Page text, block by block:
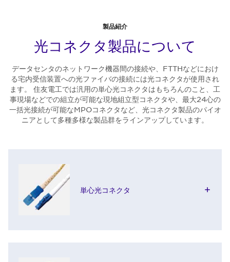
製品紹介
光コネクタ製品について
データセンタのネットワーク機器間の接続や、FTTHなどにおけ
る宅内受信装置への光ファイバの接続には光コネクタが使用され
ます。 住友電工では汎用の単心光コネクタはもちろんのこと、工
事現場などでの組立が可能な現地組立型コネクタや、最大24心の
一括光接続が可能なMPOコネクタなど、光コネクタ製品のパイオ
ニアとして多種多様な製品群をラインアップしています。
単心光コネクタ